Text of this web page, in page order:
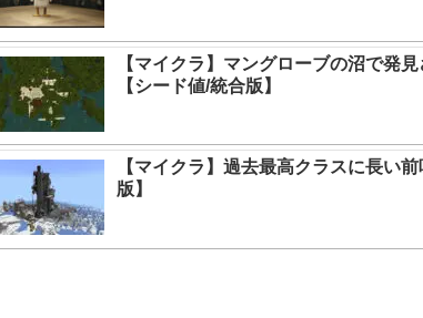
【マイクラ】マングローブの沼で発
【シード値/統合版】
【マイクラ】過去最高クラスに長い
版】